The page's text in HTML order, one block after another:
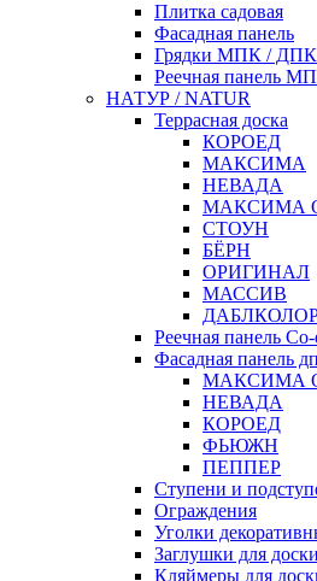
Плитка садовая
Фасадная панель
Грядки МПК / ДПК
Реечная панель
НАТУР / NATUR
Террасная доска
КОРОЕД
МАКСИМА
НЕВАДА
МАКСИМА
СТОУН
БЁРН
ОРИГИНАЛ
МАССИВ
Реечная панель
Фасадная панель
МАКСИМА
НЕВАДА
КОРОЕД
ФЬЮЖН
ПЕППЕР
Ступени и
Ограждения
Уголки
Заглушки для доски
Кляймеры для